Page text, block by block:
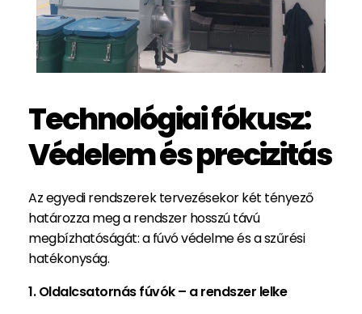
Technológiai fókusz:
Védelem és precizitás
Az egyedi rendszerek tervezésekor két tényező
határozza meg a rendszer hosszú távú
megbízhatóságát: a fúvó védelme és a szűrési
hatékonyság.
1. Oldalcsatornás fúvók – a rendszer lelke